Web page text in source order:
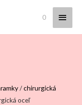
Menu
0
/chirurgická
oceľ